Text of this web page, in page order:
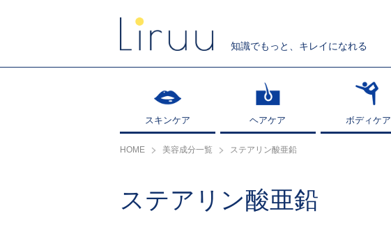
知識でもっと、キレイになれる
スキンケア
スキンケア ヘアケア
ヘアケア ボディケア
ボディケア
HOME 美容成分一覧 ステアリン酸亜鉛
ステアリン酸亜鉛